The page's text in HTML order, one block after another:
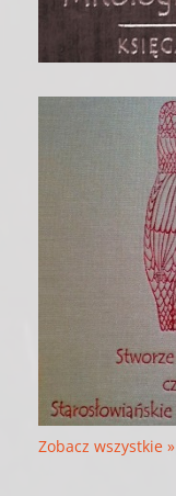
Zobacz wszystkie »